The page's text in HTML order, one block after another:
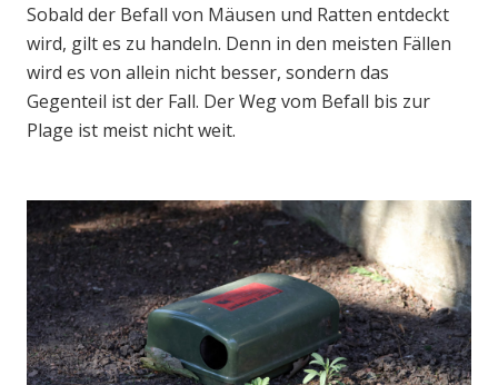
Sobald der Befall von Mäusen und Ratten entdeckt
wird, gilt es zu handeln. Denn in den meisten Fällen
wird es von allein nicht besser, sondern das
Gegenteil ist der Fall. Der Weg vom Befall bis zur
Plage ist meist nicht weit.